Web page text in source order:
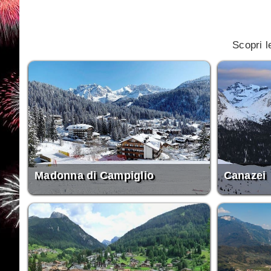
Scopri
Madonna di Campiglio Canazei